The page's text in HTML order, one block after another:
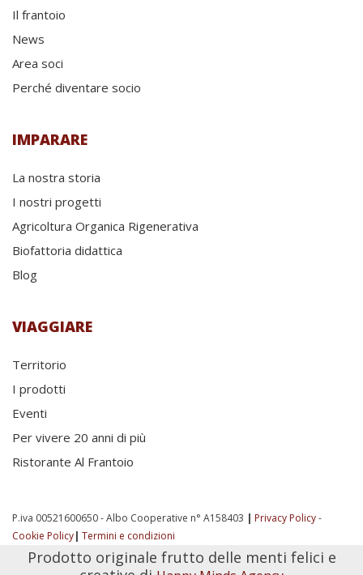
Il frantoio
News
Area soci
Perché diventare socio
IMPARARE
La nostra storia
I nostri progetti
Agricoltura Organica Rigenerativa
Biofattoria didattica
Blog
VIAGGIARE
Territorio
I prodotti
Eventi
Per vivere 20 anni di più
Ristorante Al Frantoio
P.iva 00521600650 - Albo Cooperative n° A158403 | Privacy Policy-
Cookie Policy| Termini e condizioni
Prodotto originale frutto delle menti felici e